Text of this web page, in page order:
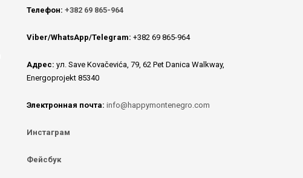
Телефон: +382 69 865-964
Viber/WhatsApp/Telegram: +382 69 865-964
Адрес: ул. Save Kovačevića, 79, 62 Pet Danica Walkway,
Energoprojekt 85340
Электронная почта: info@happymontenegro.com
Инстаграм
Фейсбук